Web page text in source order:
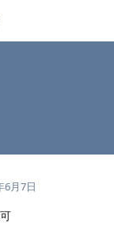
6月7日